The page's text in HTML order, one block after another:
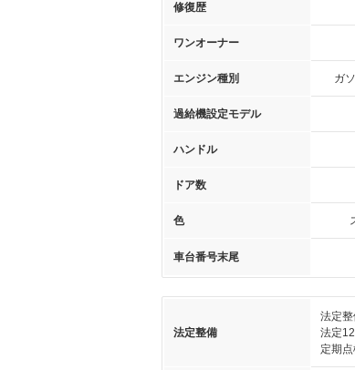
修復歴
ワンオーナー
エンジン種別 ガ
過給機設定モデル
ハンドル
ドア数
色
車台番号末尾
法定整備
法定
法定
定期